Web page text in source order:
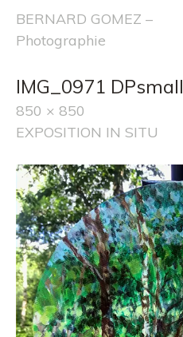
BERNARD GOMEZ –
Photographie
IMG_0971 DPsmall
850 × 850
EXPOSITION IN SITU